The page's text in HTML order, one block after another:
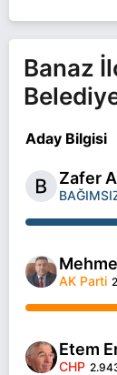
Banaz
Aday Bilgisi
Zafer
AK Parti
Etem
CHP